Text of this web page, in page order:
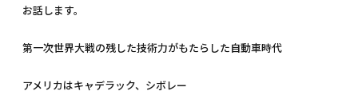
お話します。
第一次世界大戦の残した技術力がもたらした自動車時代
アメリカはキャデラック、シボレー